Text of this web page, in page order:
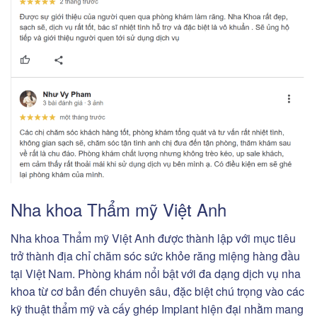
Nha khoa Thẩm mỹ Việt Anh
Nha khoa Thẩm mỹ Việt Anh được thành lập với mục tiêu
trở thành địa chỉ chăm sóc sức khỏe răng miệng hàng đầu
tại Việt Nam. Phòng khám nổi bật với đa dạng dịch vụ nha
khoa từ cơ bản đến chuyên sâu, đặc biệt chú trọng vào các
kỹ thuật thẩm mỹ và cấy ghép Implant hiện đại nhằm mang